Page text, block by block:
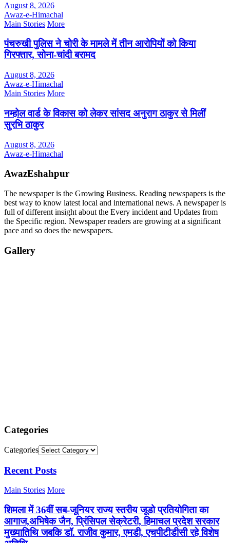
August 8, 2026
Awaz-e-Himachal
Main Stories More
पंचरुखी पुलिस ने चोरी के मामले में तीन आरोपियों को किया
गिरफ्तार, सोना-चांदी बरामद
August 8, 2026
Awaz-e-Himachal
Main Stories More
नम्होल वार्ड के विकास को लेकर सांसद अनुराग ठाकुर से मिलीं
सुरभि ठाकुर
August 8, 2026
Awaz-e-Himachal
AwazEshahpur
The newspaper is the Growing Business. Reading newspapers is the
best way to know latest local and international news. A newspaper is
full of different insight about the Every incident and Updates from
the Specific region. Newspaper readers are growing at a significant
pace and so does the newspapers.
Gallery
Categories
Categories
Recent Posts
Main Stories More
शिमला में 36वीं सब-जूनियर राज्य स्तरीय जूडो प्रतियोगिता का
आगाज,अभिषेक जैन, प्रिंसिपल सेक्रेटरी, हिमाचल प्रदेश सरकार
मुख्यातिथि जबकि डॉ. राजीव कुमार, एमडी, एचपीटीडीसी रहे विशेष